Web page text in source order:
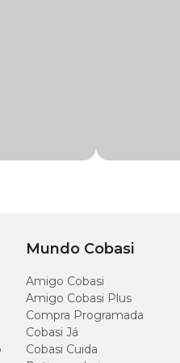
Mundo Cobasi
Amigo Cobasi
Amigo Cobasi Plus
Compra Programada
Cobasi Já
Cobasi Cuida